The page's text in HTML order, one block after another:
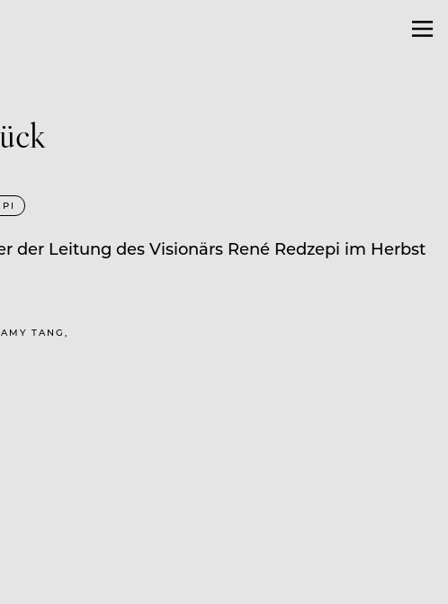
Leitung des Visionärs René Redzepi im Herbst
TANG,